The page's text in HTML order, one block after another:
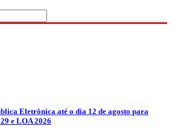
Eletrônica até o dia 12 de agosto para
e LOA 2026